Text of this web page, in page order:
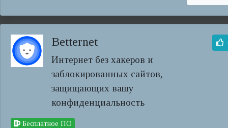
Betternet
Интернет без хакеров и
заблокированных сайтов,
защищающих вашу
конфиденциальность
Бесплатное ПО